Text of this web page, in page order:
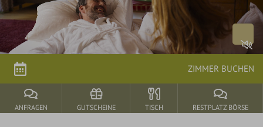
ZIMMER BUCHEN
ANFRAGEN GUTSCHEINE TISCH RESTPLATZ BÖRSE
parkSPA
Genuss
&
Feiern